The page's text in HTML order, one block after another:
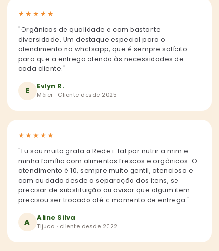
★ ★ ★ ★ ★
"Orgânicos de qualidade e com bastante
diversidade. Um destaque especial para o
atendimento no whatsapp, que é sempre solícito
para que a entrega atenda às necessidades de
cada cliente."
E Evlyn R.
Méier · Cliente desde 2025
★ ★ ★ ★ ★
"Eu sou muito grata a Rede i-tal por nutrir a mim e
minha família com alimentos frescos e orgânicos. O
atendimento é 10, sempre muito gentil, atencioso e
com cuidado desde a separação dos itens, se
precisar de substituição ou avisar que algum item
precisou ser trocado até o momento de entrega."
A Aline Silva
Tijuca · cliente desde 2022